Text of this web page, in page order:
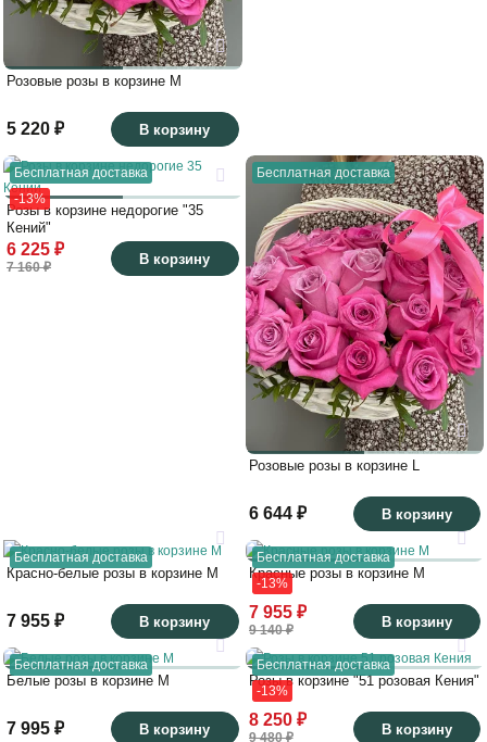
Розовые розы в корзине M
5 220 ₽ В корзину
Бесплатная доставка
-13%
Розы в корзине недорогие "35
Кений"
6 225 ₽
7 160 ₽ В корзину
Бесплатная доставка
Розовые розы в корзине L
6 644 ₽ В корзину
Бесплатная доставка
Красно-белые розы в корзине M
7 955 ₽ В корзину
Бесплатная доставка
-13%
Красные розы в корзине M
7 955 ₽
9 140 ₽ В корзину
Бесплатная доставка
Белые розы в корзине M
7 995 ₽ В корзину
Бесплатная доставка
-13%
Розы в корзине "51 розовая Кения"
8 250 ₽
9 480 ₽ В корзину